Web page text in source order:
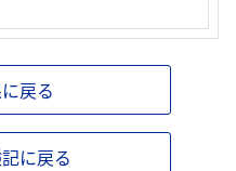
戻る
に戻る